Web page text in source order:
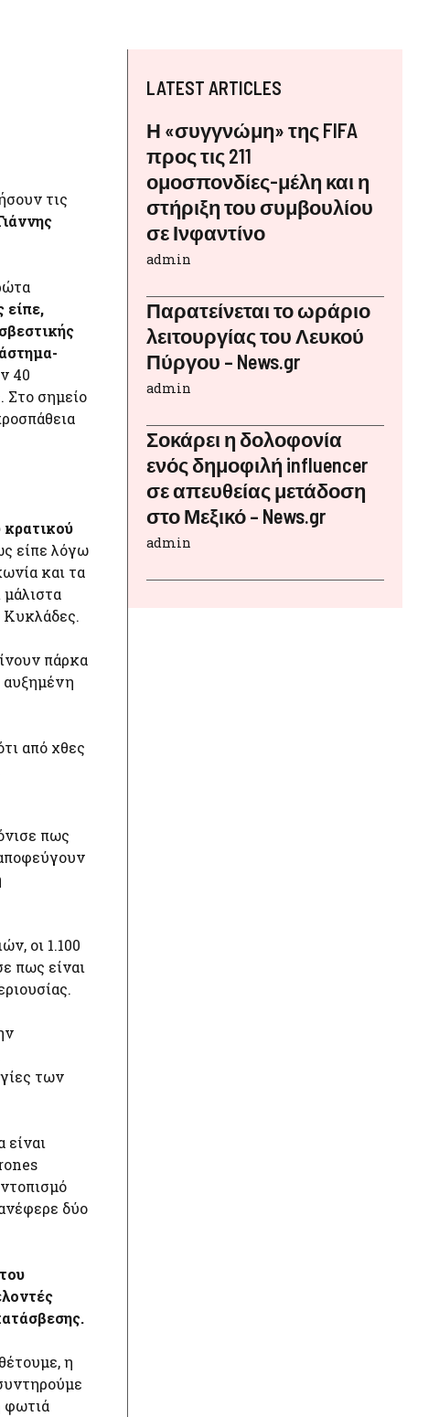
τις
40
Στο σημείο
είπε λόγω
και τα
Κυκλάδες.
πάρκα
αυξημένη
από χθες
πως
οι 1.100
πως είναι
των
είναι
δύο
η
φωτιά
LATEST ARTICLES
Η «συγγνώμη» της FIFA
προς τις 211
ομοσπονδίες-μέλη και η
στήριξη του συμβουλίου
σε Ινφαντίνο
admin
Παρατείνεται το ωράριο
λειτουργίας του Λευκού
Πύργου – News.gr
admin
Σοκάρει η δολοφονία
ενός δημοφιλή influencer
σε απευθείας μετάδοση
στο Μεξικό – News.gr
admin